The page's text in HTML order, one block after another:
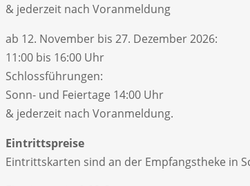
& jederzeit nach Voranmeldung
ab 12. November bis 27. Dezember 2026:
11:00 bis 16:00 Uhr
Schlossführungen:
Sonn- und Feiertage 14:00 Uhr
& jederzeit nach Voranmeldung.
Eintrittspreise
Eintrittskarten sind an der Empfangstheke in